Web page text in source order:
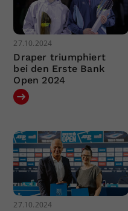
27.10.2024
Draper triumphiert
bei den Erste Bank
Open 2024
27.10.2024